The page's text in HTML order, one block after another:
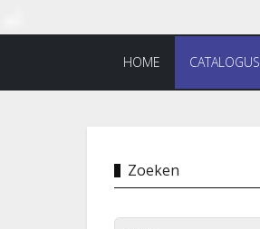
HOME CATALOGUS
Zoeken